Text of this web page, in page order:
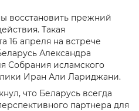
восстановить прежний
Такая
16 апреля на встрече
Александра
Собрания исламского
Иран Али Лариджани.
что Беларусь всегда
партнера для